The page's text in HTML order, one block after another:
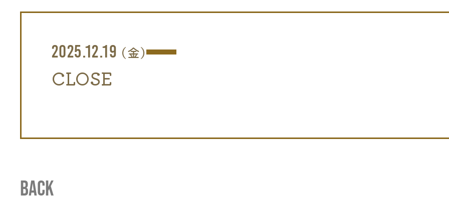
2025.12.19 (金)
CLOSE
BACK